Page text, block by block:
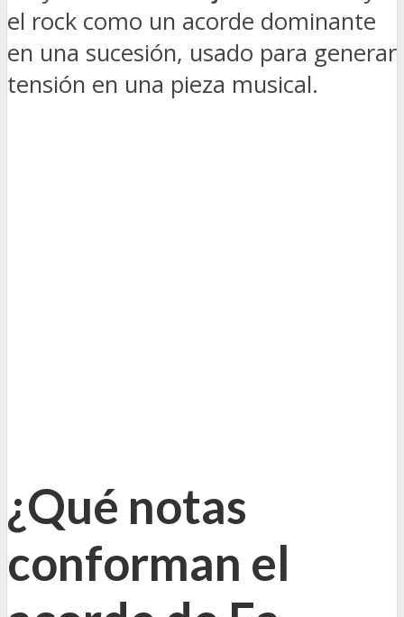
el rock como un acorde dominante
en una sucesión, usado para generar
tensión en una pieza musical.
¿Qué notas
conforman el